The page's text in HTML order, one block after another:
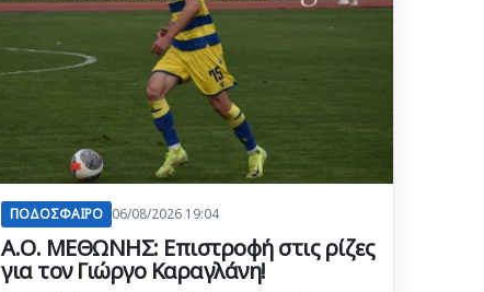
ΠΟΔΟΣΦΑΙΡΟ 06/08/2026 19:04
Α.Ο. ΜΕΘΩΝΗΣ: Επιστροφή στις ρίζες
για τον Γιώργο Καραγλάνη!